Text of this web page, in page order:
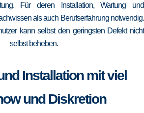
Für deren Installation, Wartung und
als auch Berufserfahrung notwendig.
kann selbst den geringsten Defekt nicht
selbst beheben.
Installation mit viel
und Diskretion